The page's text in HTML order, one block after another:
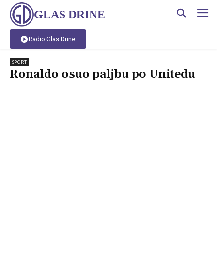
GLAS DRINE
Radio Glas Drine
SPORT
Ronaldo osuo paljbu po Unitedu